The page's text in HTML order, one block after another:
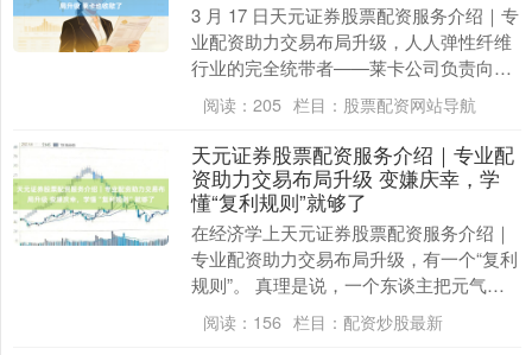
3 月 17 日天元证券股票配资服务介绍｜专
业配资助力交易布局升级，人人弹性纤维
行业的完全统带者——莱卡公司负责向法
院提交了收歇保护请求。 莱卡公司是闻名
的莱卡....
阅读： 205 栏目： 股票配资网站导航
天元证券股票配资服务介绍｜专业配
资助力交易布局升级 变嫌庆幸，学
懂“复利规则”就够了
在经济学上天元证券股票配资服务介绍｜
专业配资助力交易布局升级，有一个“复利
规则”。 真理是说，一个东谈主把元气心
灵插足到一个领域，恒久坚捏，利益就如
滚雪球不异增....
阅读： 156 栏目： 配资炒股最新